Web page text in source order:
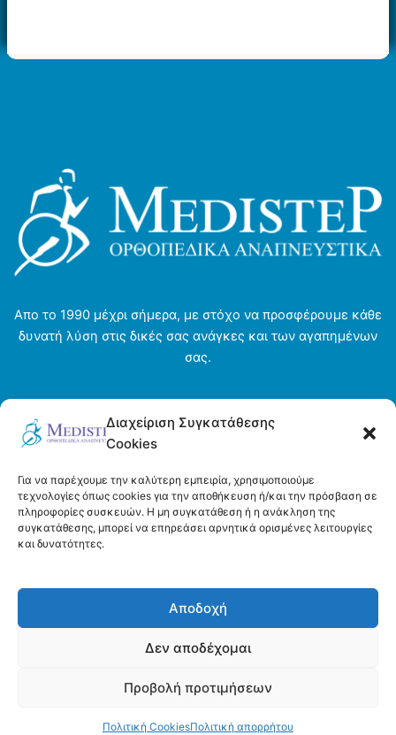
Διαχείριση Συγκατάθεσης
Cookies
Για να παρέχουμε την καλύτερη εμπειρία, χρησιμοποιούμε
τεχνολογίες όπως cookies για την αποθήκευση ή/και την πρόσβαση σε
πληροφορίες συσκευών. Η μη συγκατάθεση ή η ανάκληση της
συγκατάθεσης, μπορεί να επηρεάσει αρνητικά ορισμένες λειτουργίες
και δυνατότητες.
Αποδοχή
Δεν αποδέχομαι
Προβολή προτιμήσεων
Πολιτική CookiesΠολιτική απορρήτου
Απο το 1990 μέχρι σήμερα, με στόχο να προσφέρουμε κάθε
δυνατή λύση στις δικές σας ανάγκες και των αγαπημένων
σας.
Ενοικιάσεις
Τρόποι πληρωμής και αποστολής
Όροι και προϋποθέσεις
Πολιτική απορρήτου
Πολιτική Cookies (ΕΕ)